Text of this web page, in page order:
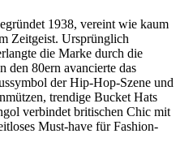
1938, vereint wie kaum
Zeitgeist. Ursprünglich
die Marke durch die
den 80ern avancierte das
der Hip-Hop-Szene und
trendige Bucket Hats
verbindet britischen Chic mit
Must-have für Fashion-